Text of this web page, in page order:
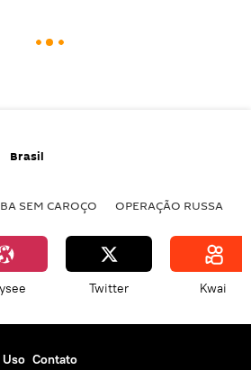
Brasil
SEM CAROÇO OPERAÇÃO RUSSA
Twitter Kwai
Uso Contato